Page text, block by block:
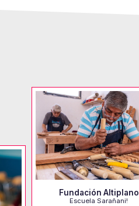
Fundación Altiplano
Escuela Sarañani!